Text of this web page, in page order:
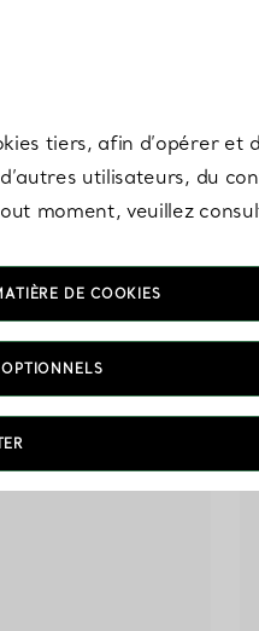
de bar
tiers, afin d’opérer
utilisateurs, du
moment, veuillez
DE COOKIES